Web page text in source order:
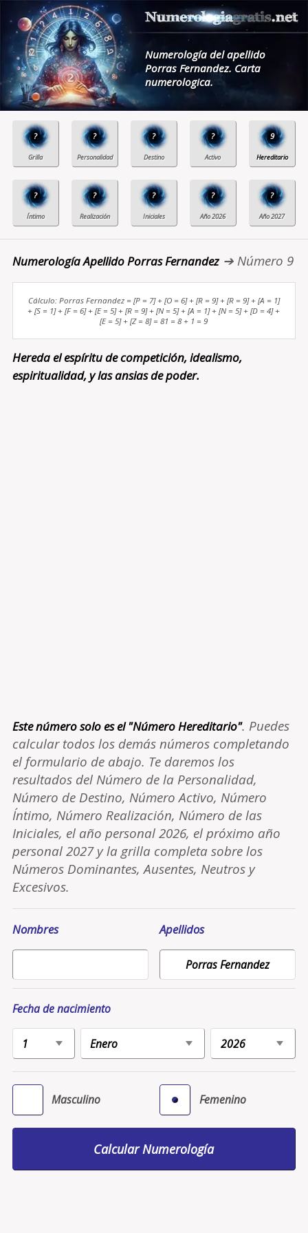
Numerología del apellido
Porras Fernandez. Carta
numerologica.
? ? ? ? 9
? ? ? ? ?
Numerología Apellido Porras Fernandez➔ Número 9
Cálculo: Porras Fernandez = [P = 7] + [O = 6] + [R = 9] + [R = 9] + [A = 1]
+ [S = 1] + [F = 6] + [E = 5] + [R = 9] + [N = 5] + [A = 1] + [N = 5] + [D = 4] +
[E = 5] + [Z = 8] = 81 = 8 + 1 = 9
Hereda el espíritu de competición, idealismo,
espiritualidad, y las ansias de poder.
Este número solo es el "Número Hereditario". Puedes
calcular todos los demás números completando
el formulario de abajo. Te daremos los
resultados del Número de la Personalidad,
Número de Destino, Número Activo, Número
Íntimo, Número Realización, Número de las
Iniciales, el año personal 2026, el próximo año
personal 2027 y la grilla completa sobre los
Números Dominantes, Ausentes, Neutros y
Excesivos.
Nombres Apellidos
Fecha de nacimiento
Masculino Femenino